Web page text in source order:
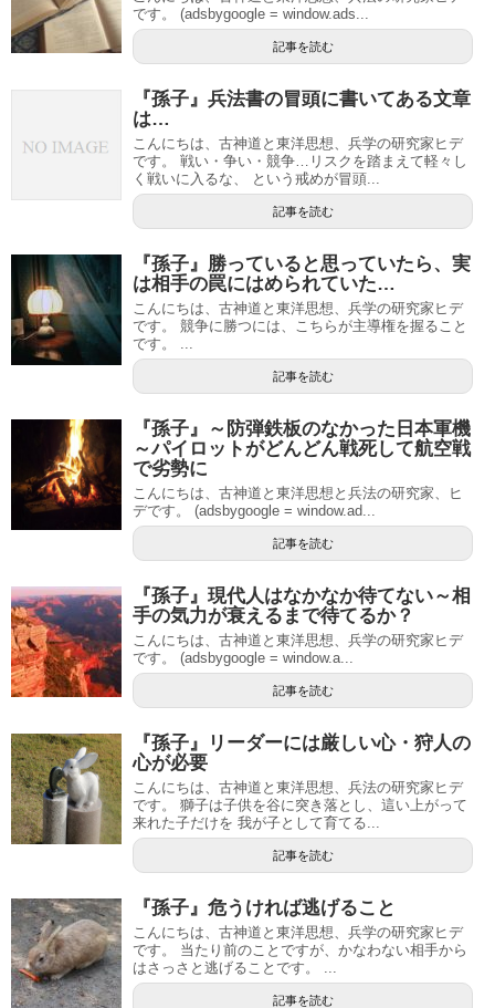
です。 (adsbygoogle = window.ads...
記事を読む
『孫子』兵法書の冒頭に書いてある文章
は…
こんにちは、古神道と東洋思想、兵学の研究家ヒデ
です。 戦い・争い・競争…リスクを踏まえて軽々し
く戦いに入るな、 という戒めが冒頭...
記事を読む
『孫子』勝っていると思っていたら、実
は相手の罠にはめられていた…
こんにちは、古神道と東洋思想、兵学の研究家ヒデ
です。 競争に勝つには、こちらが主導権を握ること
です。 ...
記事を読む
『孫子』～防弾鉄板のなかった日本軍機
～パイロットがどんどん戦死して航空戦
で劣勢に
こんにちは、古神道と東洋思想と兵法の研究家、ヒ
デです。 (adsbygoogle = window.ad...
記事を読む
『孫子』現代人はなかなか待てない～相
手の気力が衰えるまで待てるか？
こんにちは、古神道と東洋思想、兵学の研究家ヒデ
です。 (adsbygoogle = window.a...
記事を読む
『孫子』リーダーには厳しい心・狩人の
心が必要
こんにちは、古神道と東洋思想、兵法の研究家ヒデ
です。 獅子は子供を谷に突き落とし、這い上がって
来れた子だけを 我が子として育てる...
記事を読む
『孫子』危うければ逃げること
こんにちは、古神道と東洋思想、兵学の研究家ヒデ
です。 当たり前のことですが、かなわない相手から
はさっさと逃げることです。 ...
記事を読む